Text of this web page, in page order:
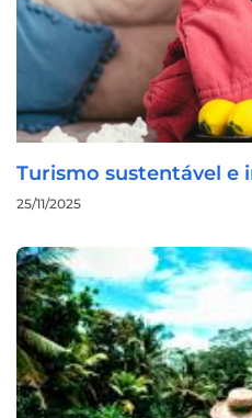
Turismo sustentável e
25/11/2025